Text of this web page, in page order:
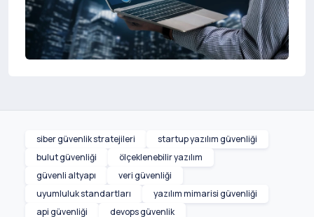
siber güvenlik stratejileri
startup yazılım güvenliği
bulut güvenliği
ölçeklenebilir yazılım
güvenli altyapı
veri güvenliği
uyumluluk standartları
yazılım mimarisi güvenliği
api güvenliği
devops güvenlik